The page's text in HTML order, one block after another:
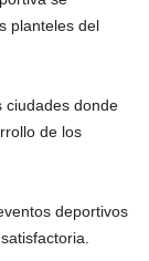
planteles del
ciudades donde
de los
deportivos